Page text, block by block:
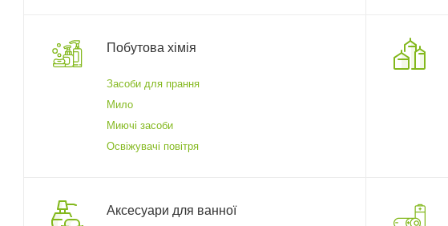
Побутова хімія
Засоби для прання
Мило
Миючі засоби
Освіжувачі повітря
Аксесуари для ванної